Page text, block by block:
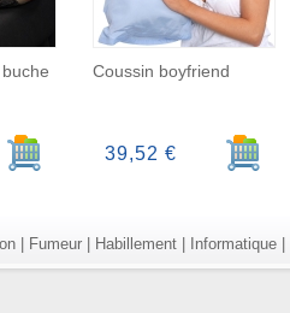
Ajouter au panier
Coussin boyfriend
39,52 €
| Fumeur| Habillement| Informatique|